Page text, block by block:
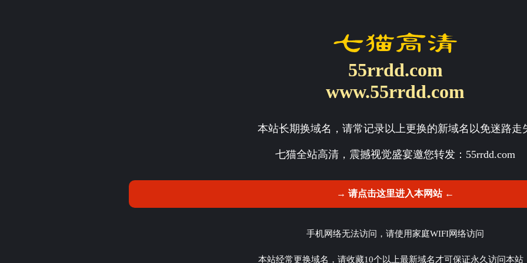
55rrdd.com
www.55rrdd.com
本站长期换域名，请常记录以上更换的新域名以免迷路走
七猫全站高清，震撼视觉盛宴邀您转发： 55rrdd.com
→ 请点击这里进入本网站 ←
手机网络无法访问，请使用家庭WIFI网络访问
本站经常更换域名，请收藏10个以上最新域名才可保证永久访问本站